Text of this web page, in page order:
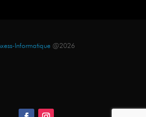
Informatique @2026